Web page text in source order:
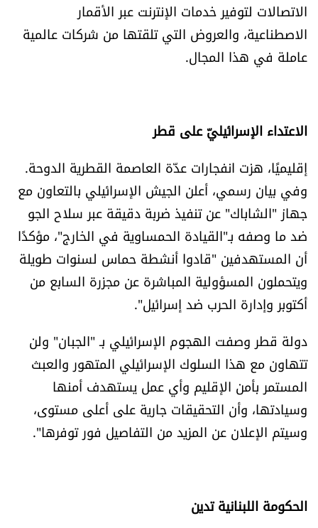
الاتصالات لتوفير خدمات الإنترنت عبر الأقمار
الاصطناعية، والعروض التي تلقتها من شركات عالمية
عاملة في هذا المجال.
الاعتداء الإسرائيليّ على قطر
إقليميًا، هزت انفجارات عدّة العاصمة القطرية الدوحة.
وفي بيان رسمي، أعلن الجيش الإسرائيلي بالتعاون مع
جهاز "الشاباك" عن تنفيذ ضربة دقيقة عبر سلاح الجو
ضد ما وصفه بـ"القيادة الحمساوية في الخارج"، مؤكدًا
أن المستهدفين "قادوا أنشطة حماس لسنوات طويلة
ويتحملون المسؤولية المباشرة عن مجزرة السابع من
أكتوبر وإدارة الحرب ضد إسرائيل".
دولة قطر وصفت الهجوم الإسرائيلي بـ "الجبان" ولن
تتهاون مع هذا السلوك الإسرائيلي المتهور والعبث
المستمر بأمن الإقليم وأي عمل يستهدف أمنها
وسيادتها، وأن التحقيقات جارية على أعلى مستوى،
وسيتم الإعلان عن المزيد من التفاصيل فور توفرها".
الحكومة اللبنانية تدين